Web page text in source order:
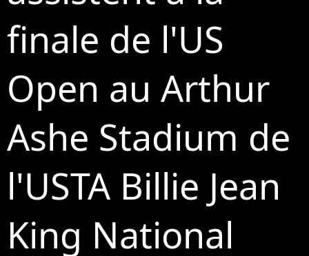
finale de l'US
Open au Arthur
Ashe Stadium de
l'USTA Billie Jean
King National